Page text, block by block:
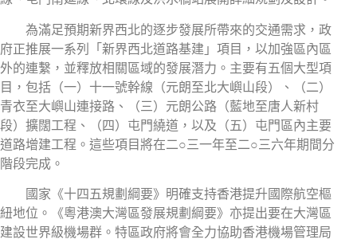
為滿足預期新界西北的逐步發展所帶來的交通需求，政
府正推展一系列「新界西北道路基建」項目，以加強區內區
外的連繫，並釋放相關區域的發展潛力。主要有五個大型項
目，包括（一）十一號幹線（元朗至北大嶼山段）、（二）
青衣至大嶼山連接路、（三）元朗公路（藍地至唐人新村
段）擴闊工程、（四）屯門繞道，以及（五）屯門區內主要
道路增建工程。這些項目將在二○三一年至二○三六年期間分
階段完成。
國家《十四五規劃綱要》明確支持香港提升國際航空樞
紐地位。《粵港澳大灣區發展規劃綱要》亦提出要在大灣區
建設世界級機場群。特區政府將會全力協助香港機場管理局